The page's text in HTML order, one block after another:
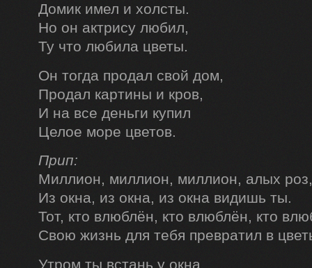
Домик имел и холсты.
Но он актрису любил,
Ту что любила цветы.
Он тогда продал свой дом,
Продал картины и кров,
И на все деньги купил
Целое море цветов.
Прип:
Миллион, миллион, миллион, алых роз,
Из окна, из окна, из окна видишь ты.
Тот, кто влюблён, кто влюблён, кто
Свою жизнь для тебя превратил в
Утром ты встань у окна